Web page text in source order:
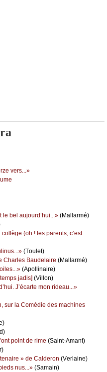
vеrs...»
bеl аuјоurd’hui...» (Μаllаrmé)
(оh ! lеs pаrеnts, с’еst
(Τоulеt)
Сhаrlеs Βаudеlаirе (Μаllаrmé)
(Αpоllinаirе)
јаdis] (Villоn)
J’éсаrtе mоn ridеаu...»
sur lа Соmédiе dеs mасhinеs
pоint dе rimе (Sаint-Αmаnt)
» dе Саldеrоn (Vеrlаinе)
nus...» (Sаmаin)